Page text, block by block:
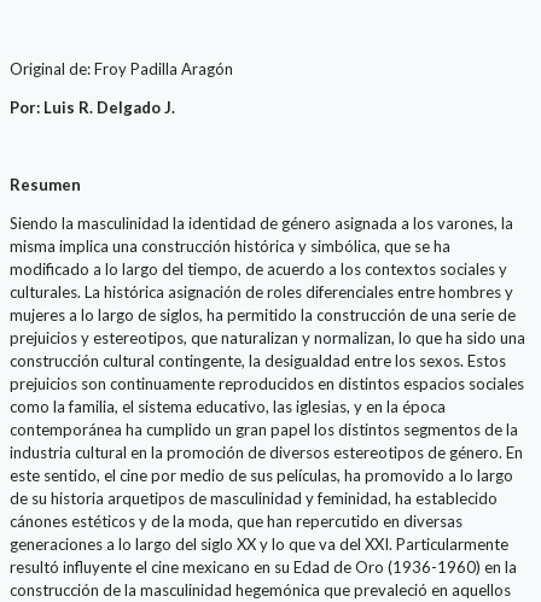
Original de: Froy Padilla Aragón
Por: Luis R. Delgado J.
Resumen
Siendo la masculinidad la identidad de género asignada a los varones, la
misma implica una construcción histórica y simbólica, que se ha
modificado a lo largo del tiempo, de acuerdo a los contextos sociales y
culturales. La histórica asignación de roles diferenciales entre hombres y
mujeres a lo largo de siglos, ha permitido la construcción de una serie de
prejuicios y estereotipos, que naturalizan y normalizan, lo que ha sido una
construcción cultural contingente, la desigualdad entre los sexos. Estos
prejuicios son continuamente reproducidos en distintos espacios sociales
como la familia, el sistema educativo, las iglesias, y en la época
contemporánea ha cumplido un gran papel los distintos segmentos de la
industria cultural en la promoción de diversos estereotipos de género. En
este sentido, el cine por medio de sus películas, ha promovido a lo largo
de su historia arquetipos de masculinidad y feminidad, ha establecido
cánones estéticos y de la moda, que han repercutido en diversas
generaciones a lo largo del siglo XX y lo que va del XXI. Particularmente
resultó influyente el cine mexicano en su Edad de Oro (1936-1960) en la
construcción de la masculinidad hegemónica que prevaleció en aquellos